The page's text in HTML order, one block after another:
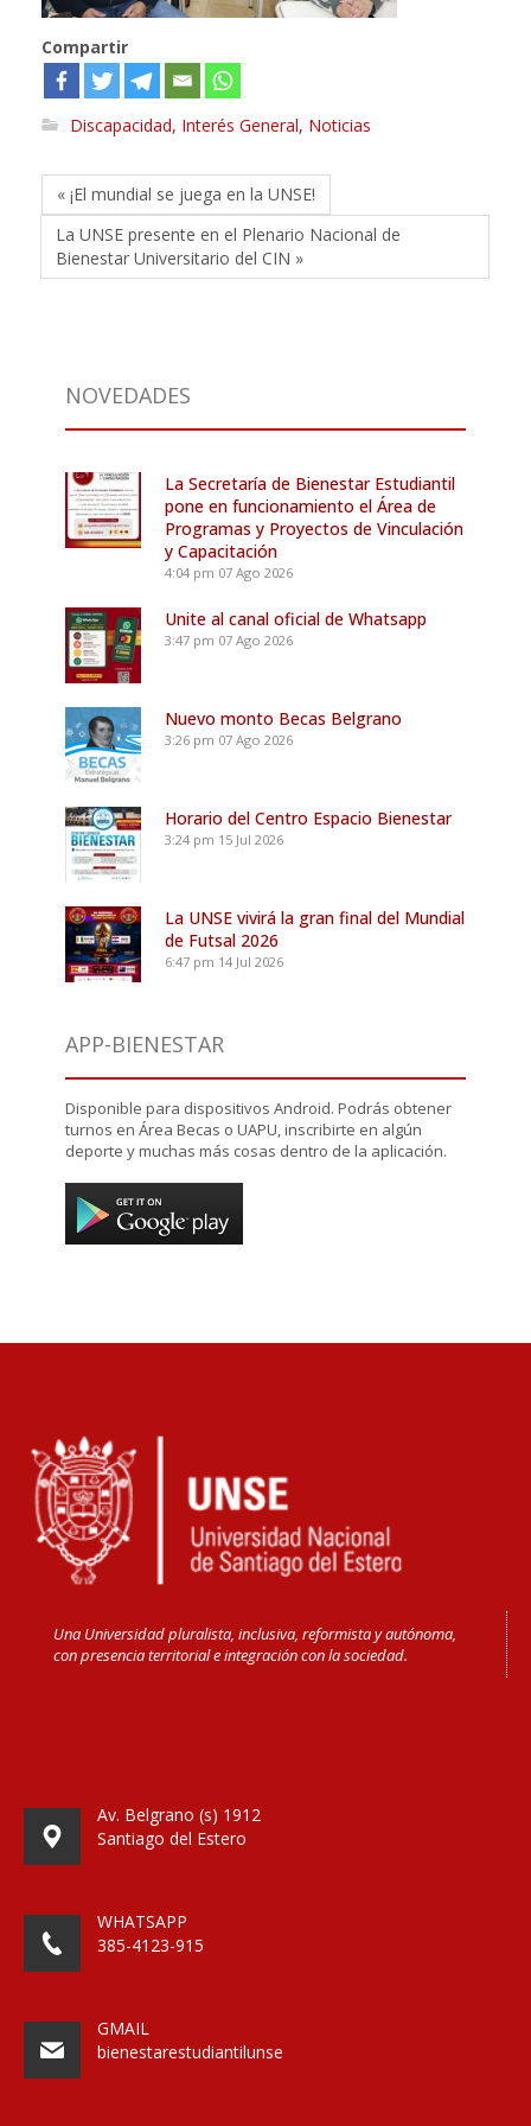
Compartir
Discapacidad, Interés General, Noticias
« ¡El mundial se juega en la UNSE!
La UNSE presente en el Plenario Nacional de
Bienestar Universitario del CIN »
NOVEDADES
La Secretaría de Bienestar Estudiantil
pone en funcionamiento el Área de
Programas y Proyectos de Vinculación
y Capacitación
4:04 pm 07 Ago 2026
Unite al canal oficial de Whatsapp
3:47 pm 07 Ago 2026
Nuevo monto Becas Belgrano
3:26 pm 07 Ago 2026
Horario del Centro Espacio Bienestar
3:24 pm 15 Jul 2026
La UNSE vivirá la gran final del Mundial
de Futsal 2026
6:47 pm 14 Jul 2026
APP-BIENESTAR
Disponible para dispositivos Android. Podrás obtener
turnos en Área Becas o UAPU, inscribirte en algún
deporte y muchas más cosas dentro de la aplicación.
Una Universidad pluralista, inclusiva, reformista y autónoma,
con presencia territorial e integración con la sociedad.
Av. Belgrano (s) 1912
Santiago del Estero
WHATSAPP
385-4123-915
GMAIL
bienestarestudiantilunse